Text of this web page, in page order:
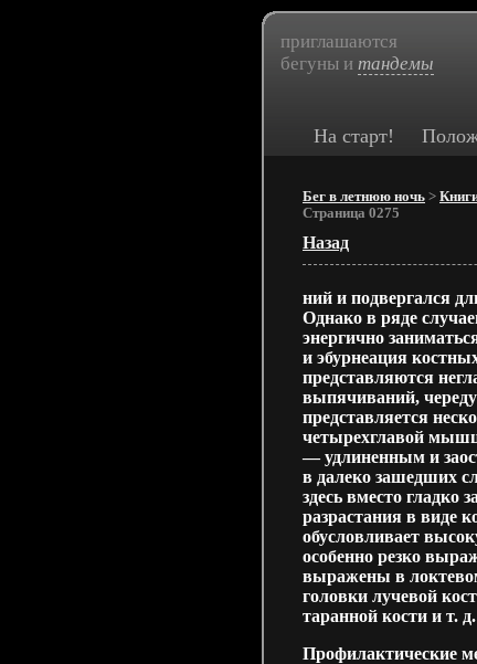
приглашаются
бегуны и тандемы
На старт!
Бег в летнюю ночь >
Страница 0275
Назад
ний и подвергался
Однако в ряде
энергично
и эбурнеация
представляются
выпячиваний,
представляется
четырехглавой
— удлиненным и
в далеко зашедших
здесь вместо гладко
разрастания в виде
обусловливает
особенно резко
выражены в
головки лучевой
таранной кости и т. д.
Профилактические